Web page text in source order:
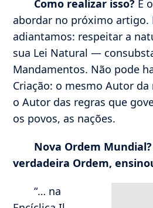
Como realizar isso? É
abordar no próximo artigo.
adiantamos: respeitar a
sua Lei Natural —
Mandamentos. Não pode
Criação: o mesmo Autor
o Autor das regras que
os povos, as nações.
Nova Ordem
verdadeira Ordem,
“… na